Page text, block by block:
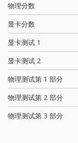
物理分数
显卡分数
显卡测试 1
显卡测试 2
物理测试第 1 部分
物理测试第 2 部分
物理测试第 3 部分